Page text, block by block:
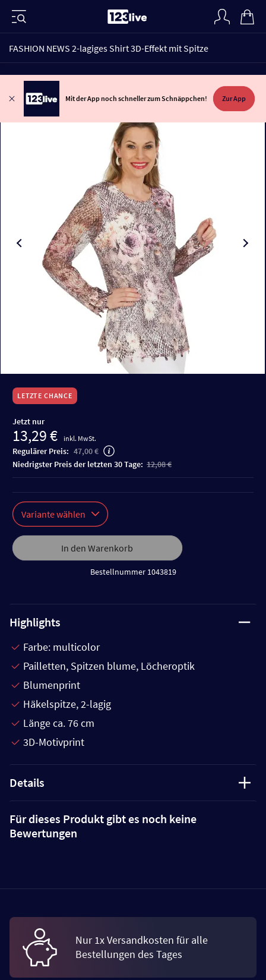
FASHION NEWS 2-lagiges Shirt 3D-Effekt mit Spitze
Mit der App noch schneller zum Schnäppchen! Zur App
LETZTE CHANCE
Jetzt nur
13,29 € inkl. MwSt.
Regulärer Preis: 47,00 €
niedrigster Preis der letzten 30 Tage: 12,08 €
Variante wählen
In den Warenkorb
Bestellnummer 1043819
Highlights
Farbe: multicolor
Pailletten, Spitzen blume, Löcheroptik
Blumenprint
Häkelspitze, 2-lagig
Länge ca. 76 cm
3D-Motivprint
Details
Für dieses Produkt gibt es noch keine
Bewertungen
Nur 1x Versandkosten für alle
Bestellungen des Tages